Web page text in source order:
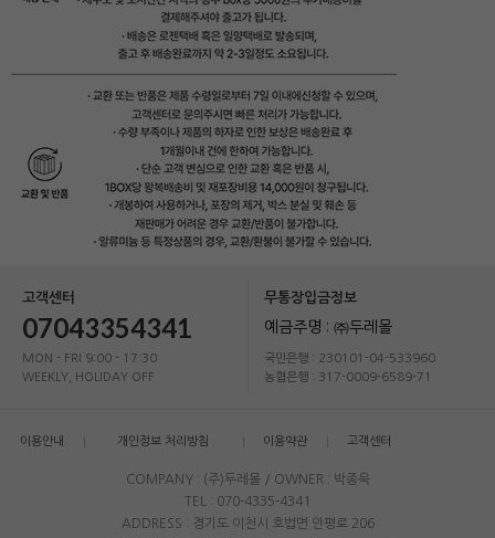
고객센터
07043354341
MON - FRI 9:00 - 17:30
WEEKLY, HOLIDAY OFF
무통장입금정보
예금주명 : ㈜두레몰
국민은행 : 230101-04-533960
농협은행 : 317-0009-6589-71
이용안내 개인정보 처리방침 이용약관 고객센터
COMPANY : (주)두레몰 / OWNER : 박종욱
TEL : 070-4335-4341
ADDRESS : 경기도 이천시 호법면 안평로 206